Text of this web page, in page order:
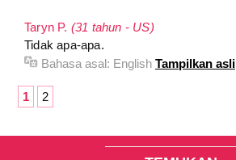
Taryn P. (31 tahun - US)
Tidak apa-apa.
Bahasa asal: English Tampilkan asli
1 2